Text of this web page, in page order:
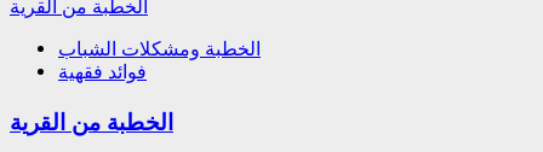
more
غلاء
المهور
الخطبة من القرية
الخطبة ومشكلات الشباب
فوائد فقهية
الخطبة من القرية